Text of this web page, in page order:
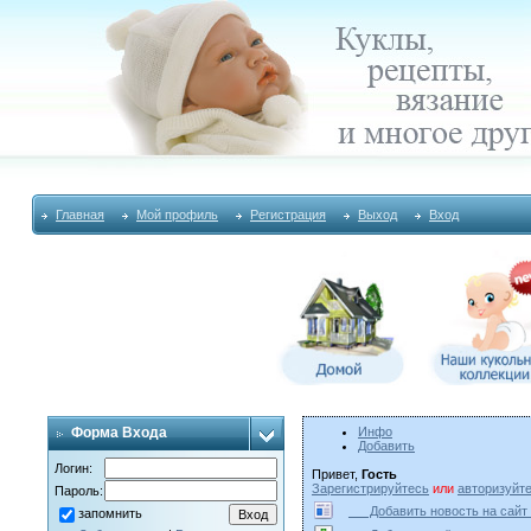
Главная Мой профиль Регистрация Выход Вход
Форма Входа
Логин:
Пароль:
запомнить
Инфо
Добавить
Привет, Гость
Зарегистрируйтесьили
Добавить новость на